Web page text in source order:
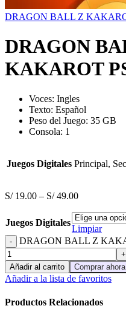
DRAGON BALL Z
DRAGON
KAKAROT
Voces: Ingles
Texto: Español
Peso del Juego: 35 GB
Consola: 1
Juegos Digitales Principal,
S/19.00 – S/49.00
Juegos Digitales
Limpiar
DRAGON BALL Z
Añadir al carrito Comprar ahora
Añadir a la lista de favoritos
Productos Relacionados